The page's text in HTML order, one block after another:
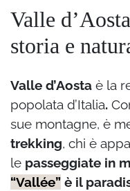
Valle
storia e
Valle d’Aosta è la
popolata d’Italia.
sue montagne, è
trekking, chi è
le passeggiate in
“Vallée” è il